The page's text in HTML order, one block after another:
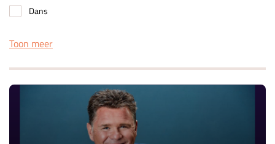
Dans
Toon meer